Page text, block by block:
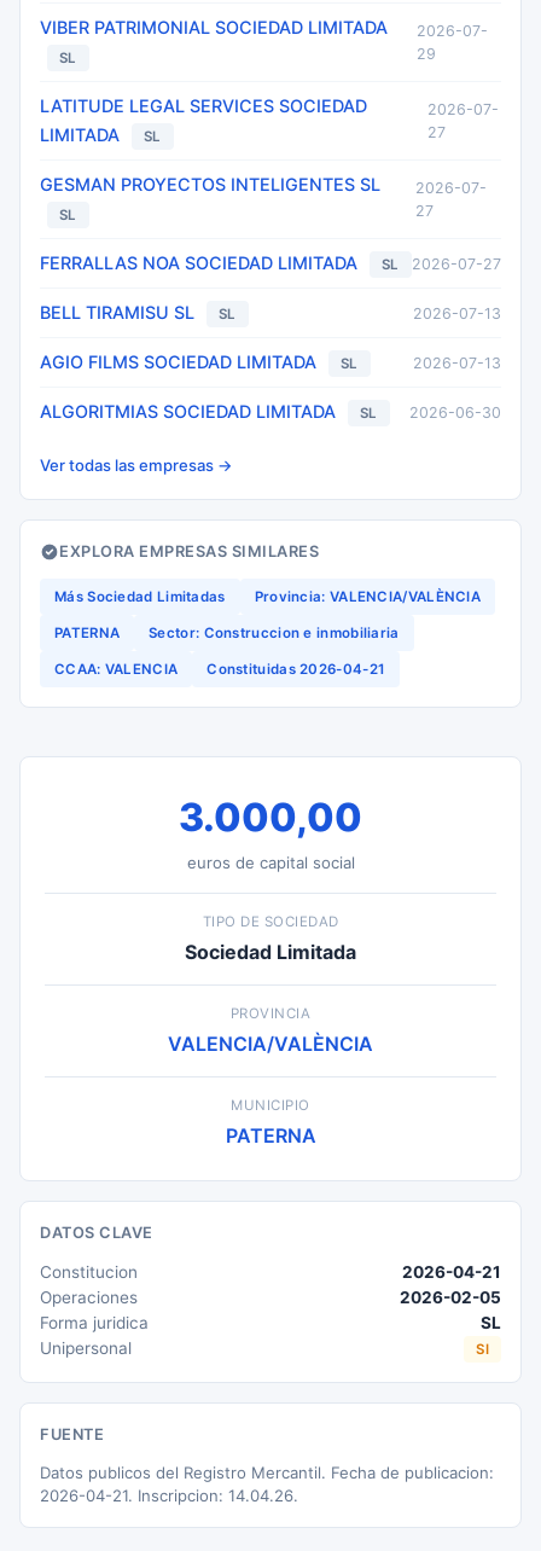
VIBER PATRIMONIAL SOCIEDAD LIMITADA
SL
2026-07-
29
LATITUDE LEGAL SERVICES SOCIEDAD
LIMITADA
SL
2026-07-
27
GESMAN PROYECTOS INTELIGENTES SL
SL
2026-07-
27
FERRALLAS NOA SOCIEDAD LIMITADA SL 2026-07-27
BELL TIRAMISU SL SL 2026-07-13
AGIO FILMS SOCIEDAD LIMITADA SL 2026-07-13
ALGORITMIAS SOCIEDAD LIMITADA SL 2026-06-30
Ver todas las empresas →
EXPLORA EMPRESAS SIMILARES
Más Sociedad Limitadas Provincia: VALENCIA/VALÈNCIA
PATERNA Sector: Construccion e inmobiliaria
CCAA: VALENCIA Constituidas 2026-04-21
3.000,00
euros de capital social
TIPO DE SOCIEDAD
Sociedad Limitada
PROVINCIA
VALENCIA/VALÈNCIA
MUNICIPIO
PATERNA
DATOS CLAVE
Constitucion
2026-04-21
Operaciones
2026-02-05
Forma juridica
SL
Unipersonal
SI
FUENTE
Datos publicos del Registro Mercantil. Fecha de publicacion:
2026-04-21. Inscripcion: 14.04.26.